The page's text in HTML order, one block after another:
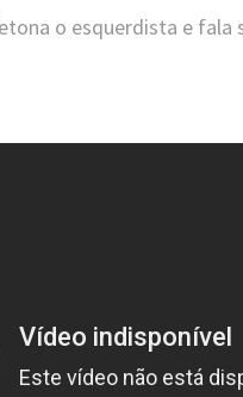
o esquerdista e